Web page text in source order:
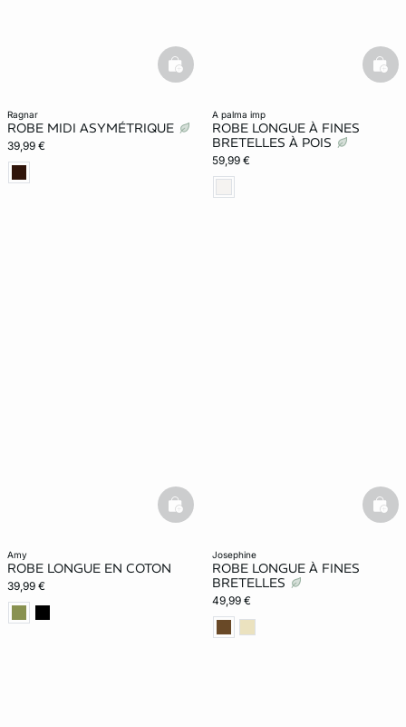
ragnar
ROBE MIDI ASYMÉTRIQUE
39,99 €
basketfull
a palma imp
ROBE LONGUE À FINES
BRETELLES À POIS
59,99 €
amy
ROBE LONGUE EN COTON
39,99 €
basketfull
josephine
ROBE LONGUE À FINES
BRETELLES
49,99 €